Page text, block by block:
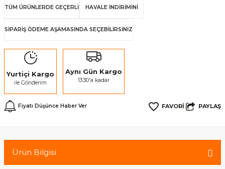
TÜM ÜRÜNLERDE GEÇERLİ HAVALE İNDİRİMİNİ
SİPARİŞ ÖDEME AŞAMASINDA SEÇEBİLİRSİNİZ
Yurtiçi Kargo
ile Gönderim
Aynı Gün Kargo
13:30'a kadar
Fiyatı Düşünce Haber Ver PAYLAŞ
Ürün Bilgisi